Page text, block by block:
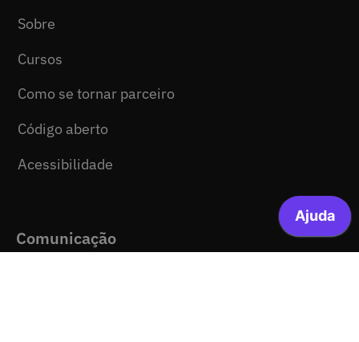
Sobre
Cursos
Como se tornar parceiro
Código aberto
Acessibilidade
Comunicação